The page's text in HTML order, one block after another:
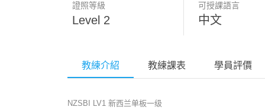
證照等級
Level 2
可授課語言
中文
教練介紹 教練課表 學員評價
NZSBI LV1 新西兰单板一级